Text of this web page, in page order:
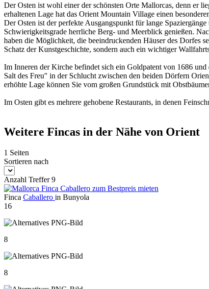
Der Osten ist wohl einer der schönsten Orte Mallorcas, denn er
erhaltenen Lage hat das Orient Mountain Village einen
Der Osten ist der perfekte Ausgangspunkt für lange
Schwierigkeitsgrade herrliche Berg- und Meerblick genießen.
haben die Möglichkeit, die beeindruckenden Häuser des Dorfes
Schatz der Kunstgeschichte, sondern auch ein wichtiger
Im Inneren der Kirche befindet sich ein Goldpatent von 1686
Salt des Freu" in der Schlucht zwischen den beiden Dörfern
erhöhte Lage können Sie vom großen Grundstück mit
Im Osten gibt es mehrere gehobene Restaurants, in denen
Weitere Fincas in der Nähe von Orient
1 Seiten
Sortieren nach
Anzahl Treffer 9
Finca Caballero in Bunyola
16
8
8